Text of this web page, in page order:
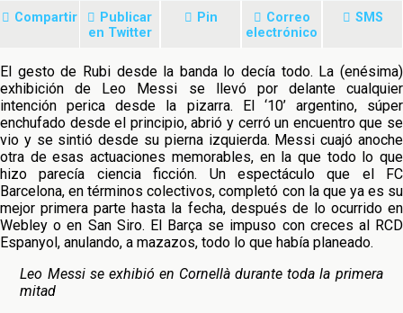
Compartir
Publicar
en Twitter
Pin
Correo
electrónico
SMS
El gesto de Rubi desde la banda lo decía todo. La (enésima)
exhibición de Leo Messi se llevó por delante cualquier
intención perica desde la pizarra. El ‘10’ argentino, súper
enchufado desde el principio, abrió y cerró un encuentro que se
vio y sesintió desde su pierna izquierda. Messi cuajó anoche
otra de esas actuaciones memorables, en la que todo lo que
hizo parecía ciencia ficción. Un espectáculo que el FC
Barcelona, en términos colectivos, completó con la que ya es su
mejor primera parte hasta la fecha, después de lo ocurrido en
Webley o en San Siro. El Barça se impuso con creces al RCD
Espanyol, anulando, a mazazos, todo lo que había planeado.
Leo Messi se exhibió en Cornellà durante toda la primera
mitad